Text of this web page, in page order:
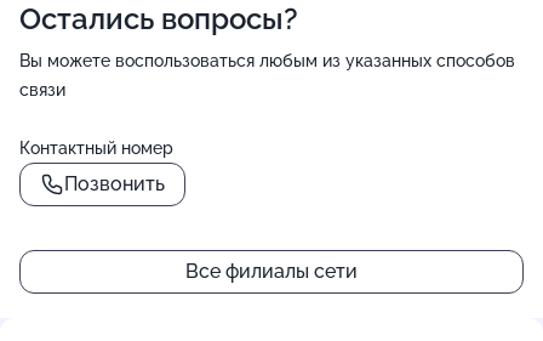
Остались вопросы?
Вы можете воспользоваться любым из указанных способов
связи
Контактный номер
Позвонить
Все филиалы сети